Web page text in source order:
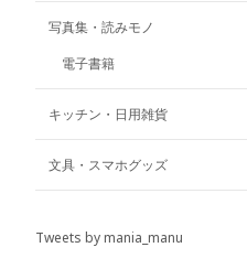
写真集・読みモノ
電子書籍
キッチン・日用雑貨
文具・スマホグッズ
Tweets by mania_manu